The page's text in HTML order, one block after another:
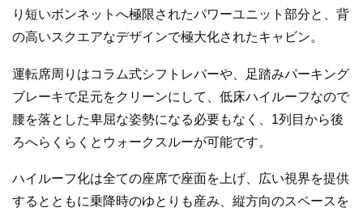
り短いボンネットへ極限されたパワーユニット部分と、背
の高いスクエアなデザインで極大化されたキャビン。
運転席周りはコラム式シフトレバーや、足踏みパーキング
ブレーキで足元をクリーンにして、低床ハイルーフなので
腰を落とした卑屈な姿勢になる必要もなく、1列目から後
ろへらくらくとウォークスルーが可能です。
ハイルーフ化は全ての座席で座面を上げ、広い視界を提供
するとともに乗降時のゆとりも産み、縦方向のスペースを